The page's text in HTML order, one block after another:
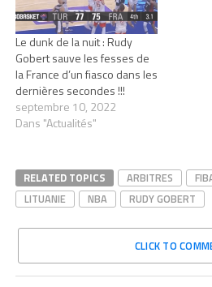
Le dunk de la nuit : Rudy
Gobert sauve les fesses de
la France d’un fiasco dans les
dernières secondes !!!
septembre 10, 2022
Dans "Actualités"
RELATED TOPICS ARBITRES
LITUANIE
NBA RUDY GOBERT
CLICK TO